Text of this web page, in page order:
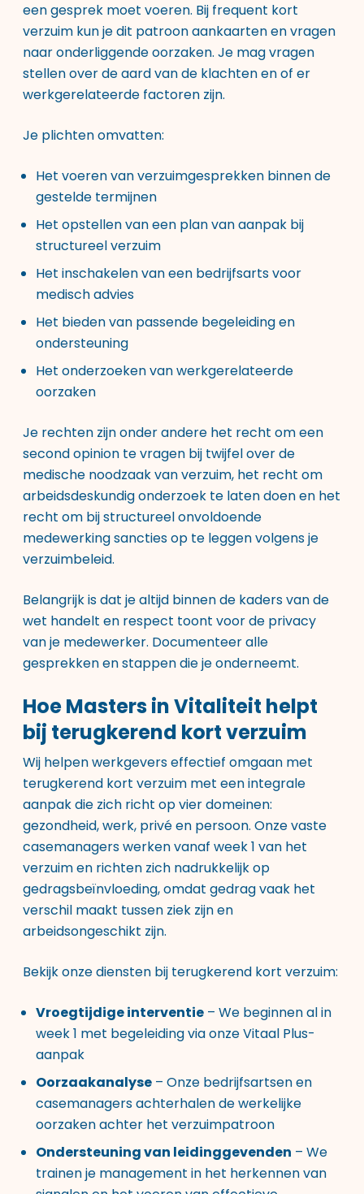
een gesprek moet voeren. Bij frequent kort
verzuim kun je dit patroon aankaarten en vragen
naar onderliggende oorzaken. Je mag vragen
stellen over de aard van de klachten en of er
werkgerelateerde factoren zijn.
Je plichten omvatten:
Het voeren van verzuimgesprekken binnen de
gestelde termijnen
Het opstellen van een plan van aanpak bij
structureel verzuim
Het inschakelen van een bedrijfsarts voor
medisch advies
Het bieden van passende begeleiding en
ondersteuning
Het onderzoeken van werkgerelateerde
oorzaken
Je rechten zijn onder andere het recht om een
second opinion te vragen bij twijfel over de
medische noodzaak van verzuim, het recht om
arbeidsdeskundig onderzoek te laten doen en het
recht om bij structureel onvoldoende
medewerking sancties op te leggen volgens je
verzuimbeleid.
Belangrijk is dat je altijd binnen de kaders van de
wet handelt en respect toont voor de privacy
van je medewerker. Documenteer alle
gesprekken en stappen die je onderneemt.
Hoe Masters in Vitaliteit helpt
bij terugkerend kort verzuim
Wij helpen werkgevers effectief omgaan met
terugkerend kort verzuim met een integrale
aanpak die zich richt op vier domeinen:
gezondheid, werk, privé en persoon. Onze vaste
casemanagers werken vanaf week 1 van het
verzuim en richten zich nadrukkelijk op
gedragsbeïnvloeding, omdat gedrag vaak het
verschil maakt tussen ziek zijn en
arbeidsongeschikt zijn.
Bekijkonze diensten bij terugkerend kort verzuim:
Vroegtijdige interventie – We beginnen al in
week 1 met begeleiding via onze Vitaal Plus-
aanpak
Oorzaakanalyse – Onze bedrijfsartsen en
casemanagers achterhalen de werkelijke
oorzaken achter het verzuimpatroon
Ondersteuning van leidinggevenden – We
trainen je management in het herkennen van